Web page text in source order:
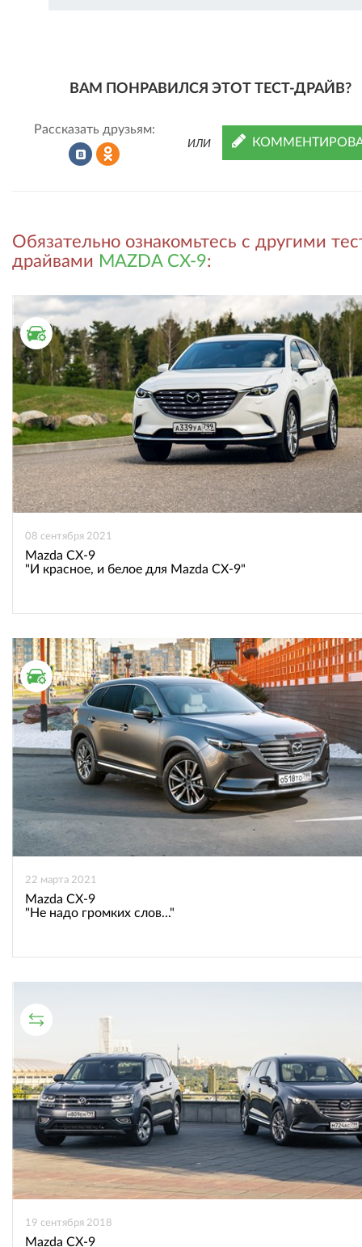
ВАМ ПОНРАВИЛСЯ ЭТОТ ТЕСТ-ДРАЙВ?
Рассказать друзьям:
во
ВКонтакте
в
Одноклассниках
ИЛИ
Обязательно ознакомьтесь с другими
драйвами MAZDA CX-9:
ТЕСТ ДРАЙВ
08 сентября 2021
Mazda CX-9
"И красное, и белое для Mazda CX-9"
ТЕСТ ДРАЙВ
22 марта 2021
Mazda CX-9
"Не надо громких слов..."
СРАВНИТЕЛЬНЫЙ ТЕСТ
19 сентября 2018
Mazda CX-9